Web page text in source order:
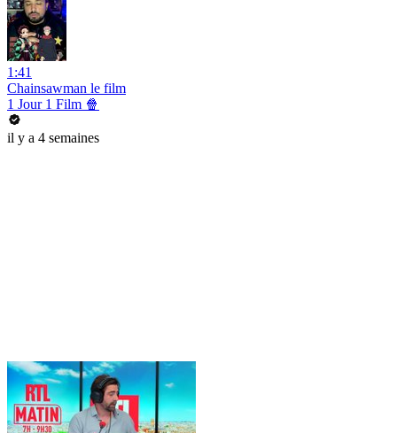
1:41
Chainsawman le film
1 Jour 1 Film 🍿
il y a 4 semaines